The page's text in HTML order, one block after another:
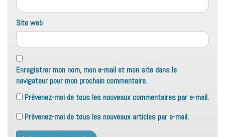
Site web
Enregistrer mon nom, mon e-mail et mon site dans le
navigateur pour mon prochain commentaire.
Prévenez-moi de tous les nouveaux commentaires par e-mail.
Prévenez-moi de tous les nouveaux articles par e-mail.